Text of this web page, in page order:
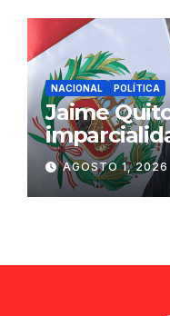
NACIONAL POLÍTICA
Jaime
de Ollanta
AGOSTO 1, 2026